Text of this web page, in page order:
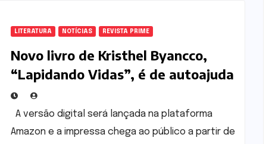
LITERATURA NOTÍCIAS REVISTA PRIME
Novo livro de Kristhel Byancco,
“Lapidando Vidas”, é de autoajuda
A versão digital será lançada na plataforma
Amazon e a impressa chega ao público a partir de